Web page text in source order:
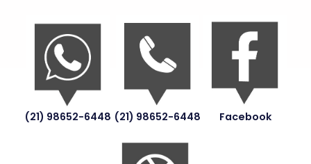
(21) 98652-6448 (21) 98652-6448 Facebook